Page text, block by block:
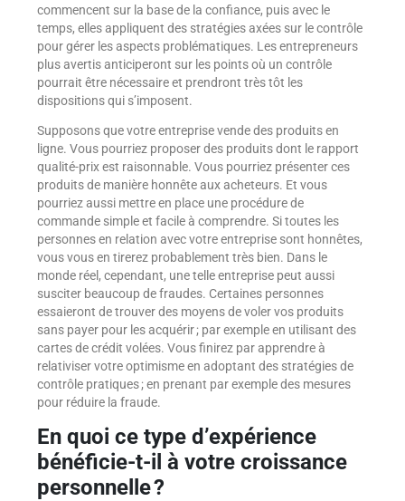
commencent sur la base de la confiance, puis avec le
temps, elles appliquent des stratégies axées sur le contrôle
pour gérer les aspects problématiques. Les entrepreneurs
plus avertis anticiperont sur les points où un contrôle
pourrait être nécessaire et prendront très tôt les
dispositions qui s’imposent.
Supposons que votre entreprise vende des produits en
ligne. Vous pourriez proposer des produits dont le rapport
qualité-prix est raisonnable. Vous pourriez présenter ces
produits de manière honnête aux acheteurs. Et vous
pourriez aussi mettre en place une procédure de
commande simple et facile à comprendre. Si toutes les
personnes en relation avec votre entreprise sont honnêtes,
vous vous en tirerez probablement très bien. Dans le
monde réel, cependant, une telle entreprise peut aussi
susciter beaucoup de fraudes. Certaines personnes
essaieront de trouver des moyens de voler vos produits
sans payer pour les acquérir ; par exemple en utilisant des
cartes de crédit volées. Vous finirez par apprendre à
relativiser votre optimisme en adoptant des stratégies de
contrôle pratiques ; en prenant par exemple des mesures
pour réduire la fraude.
En quoi ce type d’expérience
bénéficie-t-il à votre croissance
personnelle ?